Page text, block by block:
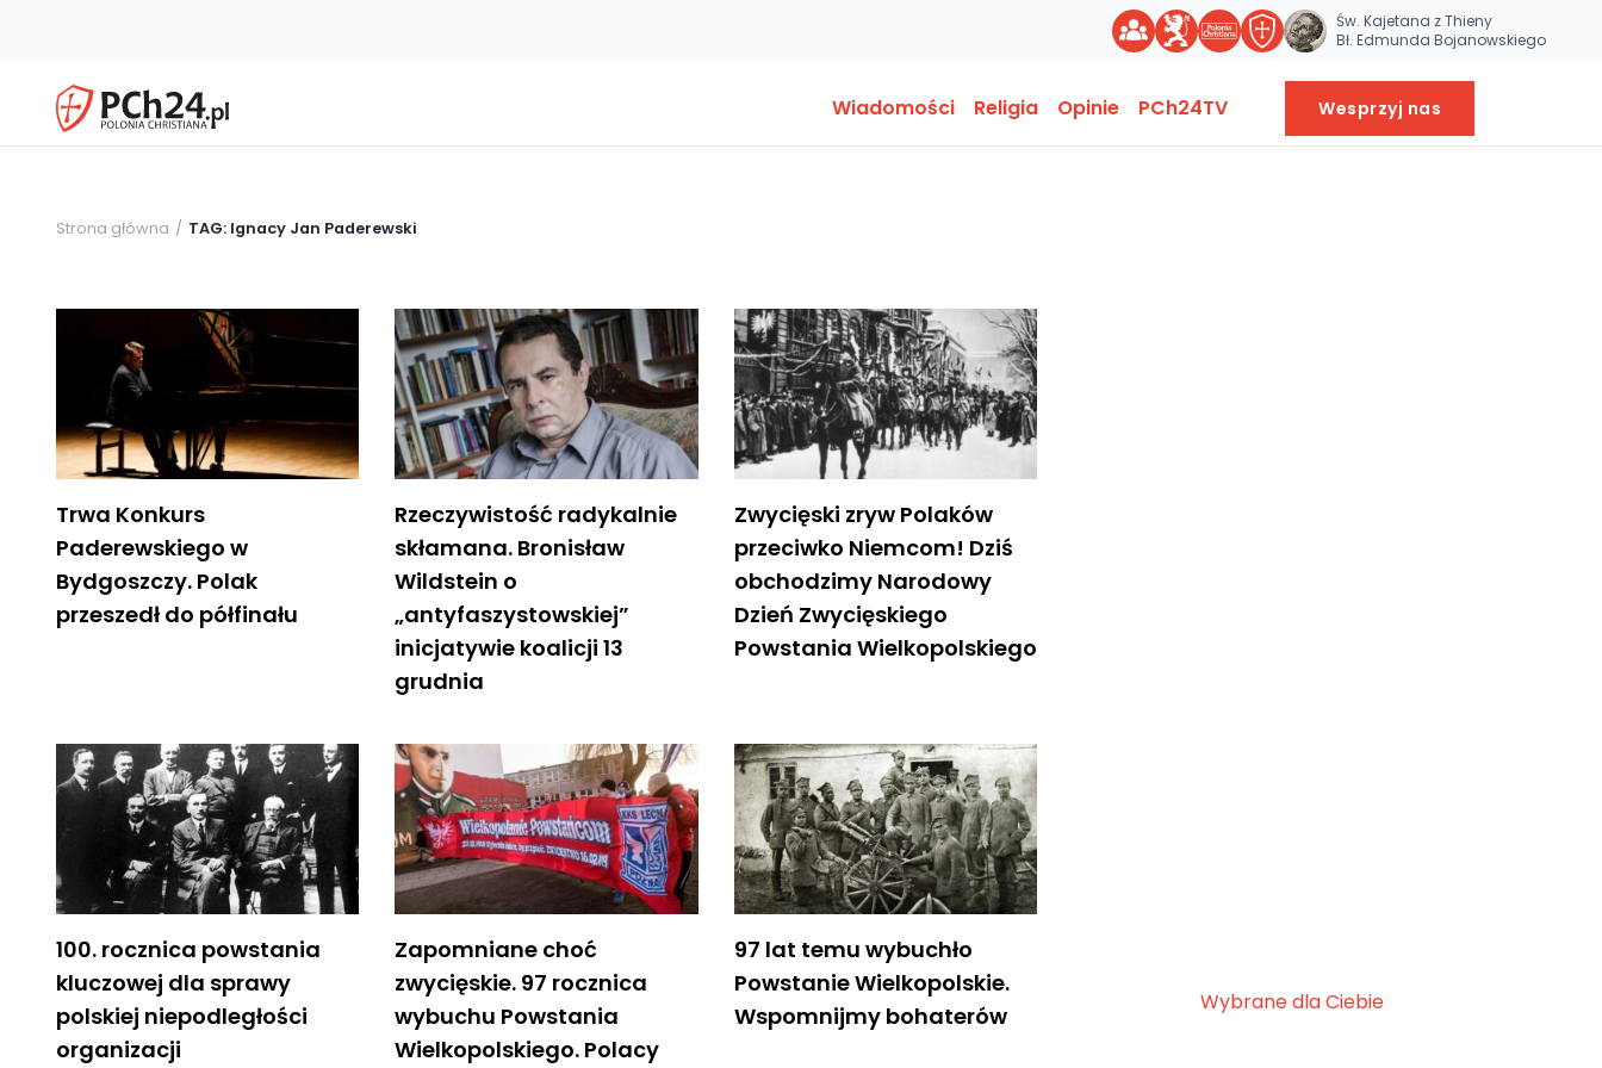
Św. Kajetana z Thieny
Bł. Edmunda Bojanowskiego
Wiadomości Religia Opinie PCh24TV Wesprzyj nas
Strona główna TAG: Ignacy Jan Paderewski
Trwa Konkurs
Paderewskiego w
Bydgoszczy. Polak
przeszedł do półfinału
Rzeczywistość radykalnie
skłamana. Bronisław
Wildstein o
„antyfaszystowskiej”
inicjatywie koalicji 13
grudnia
Zwycięski zryw Polaków
przeciwko Niemcom! Dziś
obchodzimy Narodowy
Dzień Zwycięskiego
Powstania Wielkopolskiego
100. rocznica powstania
kluczowej dla sprawy
polskiej niepodległości
organizacji
Zapomniane choć
zwycięskie. 97 rocznica
wybuchu Powstania
Wielkopolskiego. Polacy
97 lat temu wybuchło
Powstanie Wielkopolskie.
Wspomnijmy bohaterów
Wybrane dla Ciebie